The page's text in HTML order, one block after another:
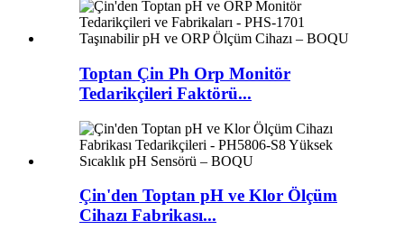
Toptan Çin Ph Orp Monitör
Tedarikçileri Faktörü...
Çin'den Toptan pH ve Klor Ölçüm
Cihazı Fabrikası...